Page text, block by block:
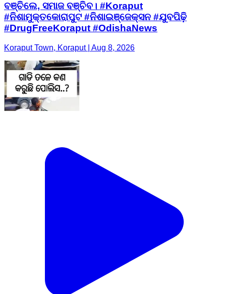
ବଞ୍ଚିଲେ, ସମାଜ ବଞ୍ଚିବ। #Koraput
#ନିଶାମୁକ୍ତକୋରାପୁଟ #ନିଶାଇଞ୍ଜେକ୍ସନ #ଯୁବପିଢ଼ି
#DrugFreeKoraput #OdishaNews
Koraput Town, Koraput | Aug 8, 2026